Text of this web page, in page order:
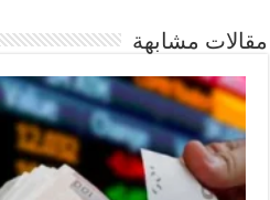
مقالات مشابهة